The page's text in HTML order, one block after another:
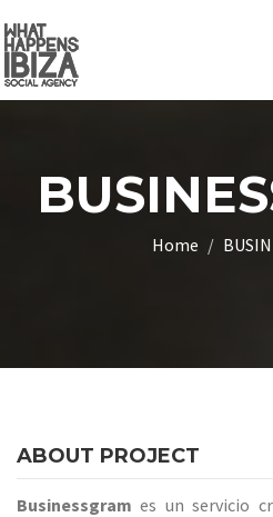
Home
ABOUT PROJECT
Businessgram es un servicio